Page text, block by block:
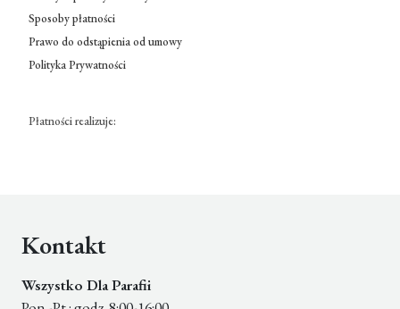
Sposoby płatności
Prawo do odstąpienia od umowy
Polityka Prywatności
Płatności realizuje:
Kontakt
Wszystko Dla Parafii